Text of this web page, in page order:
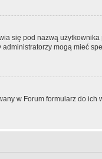
się pod nazwą
mogą mieć
w Forum formularz do